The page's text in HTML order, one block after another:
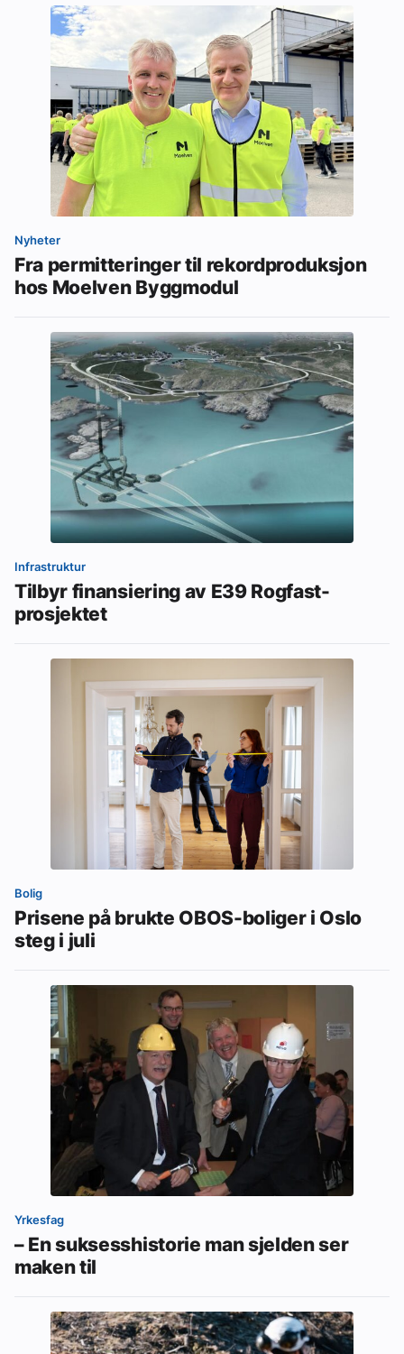
Nyheter
Fra permitteringer til rekordproduksjon
hos Moelven Byggmodul
Infrastruktur
Tilbyr finansiering av E39 Rogfast-
prosjektet
Bolig
Prisene på brukte OBOS-boliger i Oslo
steg i juli
Yrkesfag
– En suksesshistorie man sjelden ser
maken til